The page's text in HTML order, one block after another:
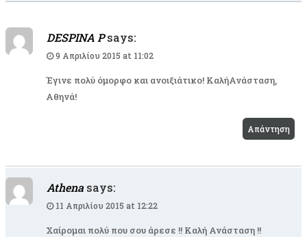
DESPINA P says:
9 Απριλίου 2015 at 11:02
Έγινε πολύ όμορφο και ανοιξιάτικο! ΚαλήΑνάσταση,
Αθηνά!
Απάντηση
Athena says:
11 Απριλίου 2015 at 12:22
Χαίρομαι πολύ που σου άρεσε !! Καλή Ανάσταση !!